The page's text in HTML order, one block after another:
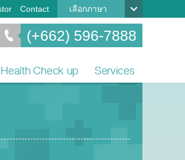
เลือกภาษา
Contact
(+662) 596-7888
Health Check up Services